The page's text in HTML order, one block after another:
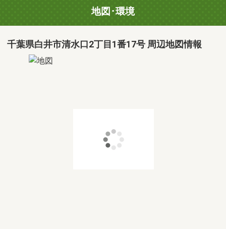
地図･環境
千葉県白井市清水口2丁目1番17号 周辺地図情報